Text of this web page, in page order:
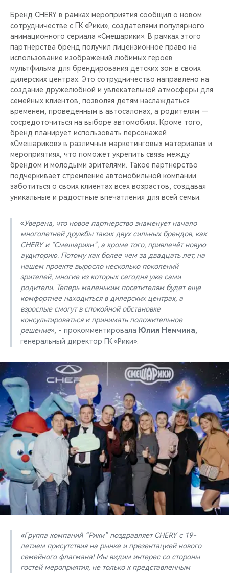
Бренд CHERY в рамках мероприятия сообщил о новом
сотрудничестве с ГК «Рики», создателями популярного
анимационного сериала «Смешарики». В рамках этого
партнерства бренд получил лицензионное право на
использование изображений любимых героев
мультфильма для брендирования детских зон в своих
дилерских центрах. Это сотрудничество направлено на
создание дружелюбной и увлекательной атмосферы для
семейных клиентов, позволяя детям наслаждаться
временем, проведенным в автосалонах, а родителям —
сосредоточиться на выборе автомобиля. Кроме того,
бренд планирует использовать персонажей
«Смешариков» в различных маркетинговых материалах и
мероприятиях, что поможет укрепить связь между
брендом и молодыми зрителями. Такое партнерство
подчеркивает стремление автомобильной компании
заботиться о своих клиентах всех возрастов, создавая
уникальные и радостные впечатления для всей семьи.
«Уверена, что новое партнерство знаменует начало
многолетней дружбы таких двух сильных брендов, как
CHERY и “Смешарики”, а кроме того, привлечёт новую
аудиторию. Потому как более чем за двадцать лет, на
нашем проекте выросло несколько поколений
зрителей, многие из которых сегодня уже сами
родители. Теперь маленьким посетителям будет еще
комфортнее находиться в дилерских центрах, а
взрослые смогут в спокойной обстановке
консультироваться и принимать положительное
решение», - прокомментировала Юлия Немчина,
генеральный директор ГК «Рики».
«Группа компаний “Рики” поздравляет CHERY с 19-
летием присутствия на рынке и презентацией нового
семейного флагмана! Мы видим интерес со стороны
гостей мероприятия, не только к представленным